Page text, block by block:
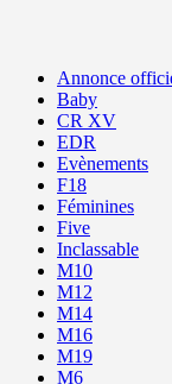
Annonce
Baby
CR XV
EDR
Evènements
F18
Féminines
Five
Inclassable
M10
M12
M14
M16
M19
M6